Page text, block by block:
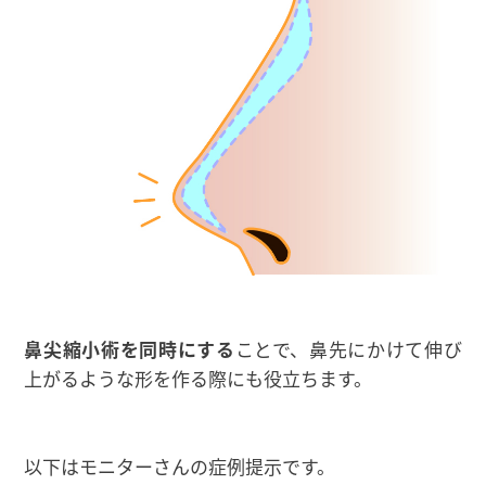
鼻尖縮小術を同時にする ことで、鼻先にかけて伸び
上がるような形を作る際にも役立ちます。
以下はモニターさんの症例提示です。